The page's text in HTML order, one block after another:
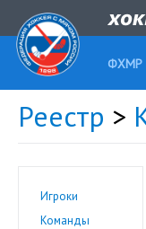
ФХМР
Реестр >
Игроки
Команды